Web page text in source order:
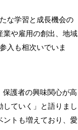
な学習と成長機会の
業や雇用の創出、地域
入も相次いでいま
護者の興味関心が高
していく」と語りまし
ントも増えており、愛